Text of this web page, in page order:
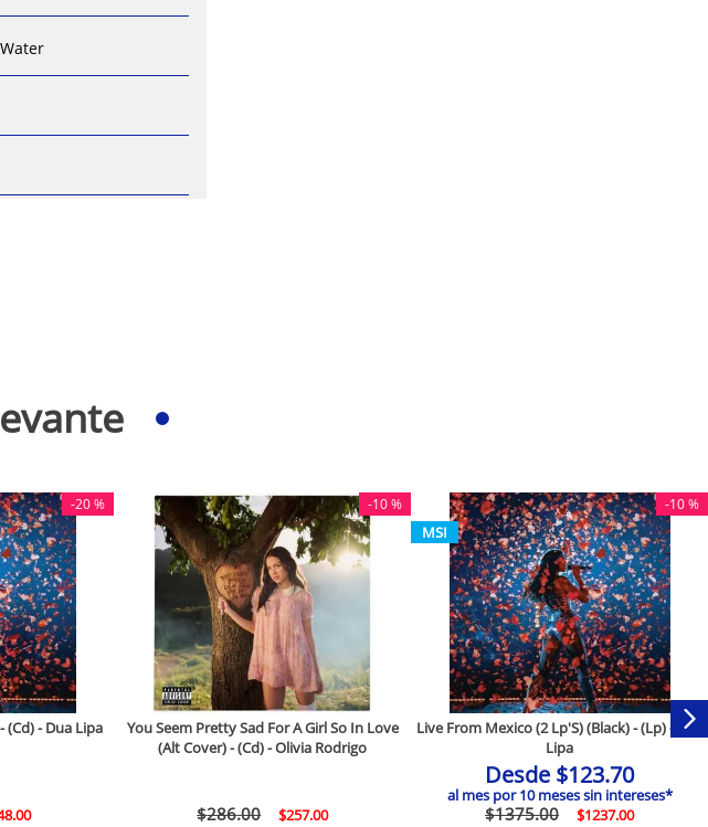
-20 %
(Cd) - Dua Lipa
.00
-10 %
You Seem Pretty Sad For A Girl So In Love
(Alt Cover) - (Cd) - Olivia Rodrigo
$286.00 $257.00
MSI
-10 %
Live From Mexico (2 Lp'S) (Black) - (Lp) - Dua
Lipa
Desde $123.70
al mes por10meses sin intereses*
$1375.00 $1237.00